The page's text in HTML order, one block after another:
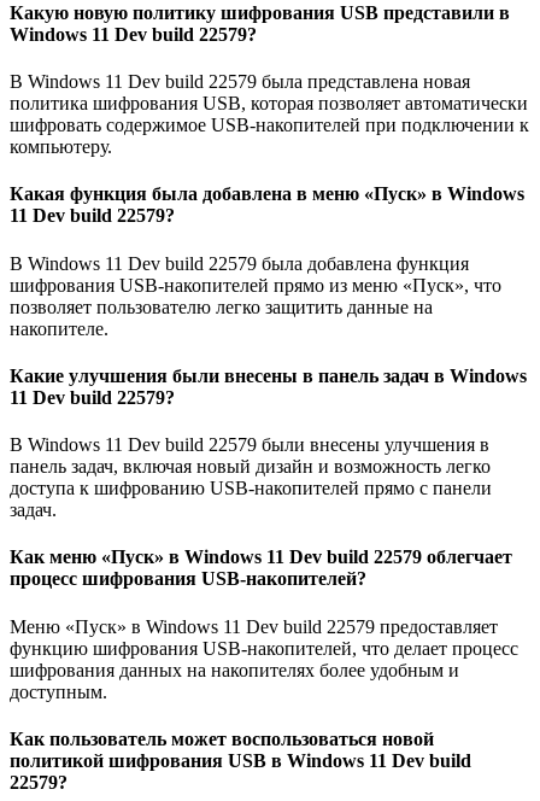
Какую новую политику шифрования USB представили в
Windows 11 Dev build 22579?
В Windows 11 Dev build 22579 была представлена новая
политика шифрования USB, которая позволяет автоматически
шифровать содержимое USB-накопителей при подключении к
компьютеру.
Какая функция была добавлена в меню «Пуск» в Windows
11 Dev build 22579?
В Windows 11 Dev build 22579 была добавлена функция
шифрования USB-накопителей прямо из меню «Пуск», что
позволяет пользователю легко защитить данные на
накопителе.
Какие улучшения были внесены в панель задач в Windows
11 Dev build 22579?
В Windows 11 Dev build 22579 были внесены улучшения в
панель задач, включая новый дизайн и возможность легко
доступа к шифрованию USB-накопителей прямо с панели
задач.
Как меню «Пуск» в Windows 11 Dev build 22579 облегчает
процесс шифрования USB-накопителей?
Меню «Пуск» в Windows 11 Dev build 22579 предоставляет
функцию шифрования USB-накопителей, что делает процесс
шифрования данных на накопителях более удобным и
доступным.
Как пользователь может воспользоваться новой
политикой шифрования USB в Windows 11 Dev build
22579?